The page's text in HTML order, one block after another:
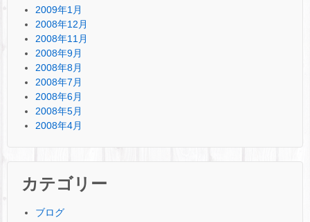
2009年1月
2008年12月
2008年11月
2008年9月
2008年8月
2008年7月
2008年6月
2008年5月
2008年4月
カテゴリー
ブログ